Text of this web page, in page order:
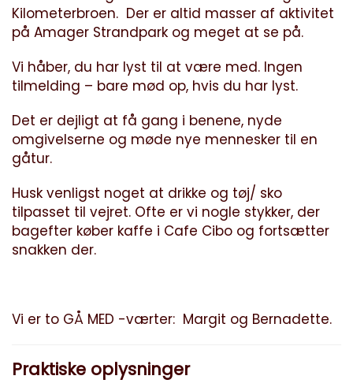
Kilometerbroen. Der er altid masser af aktivitet
på Amager Strandpark og meget at se på.
Vi håber, du har lyst til at være med. Ingen
tilmelding – bare mød op, hvis du har lyst.
Det er dejligt at få gang i benene, nyde
omgivelserne og møde nye mennesker til en
gåtur.
Husk venligst noget at drikke og tøj/ sko
tilpasset til vejret. Ofte er vi nogle stykker, der
bagefter køber kaffe i Cafe Cibo og fortsætter
snakken der.
Vi er to GÅ MED -værter: Margit og Bernadette.
Praktiske oplysninger